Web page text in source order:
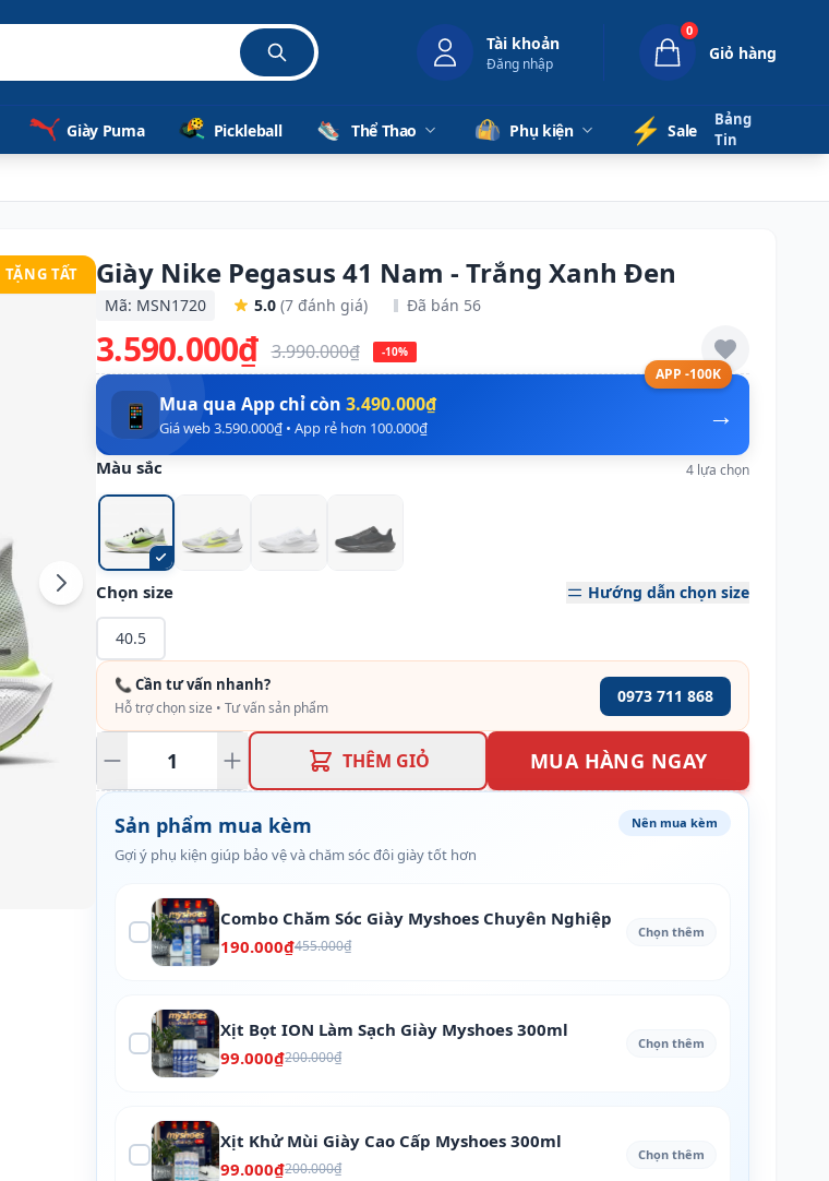
Tài khoản
Đăng nhập
0
Giỏ hàng
Giày Puma Pickleball Thể Thao Phụ kiện ⚡️ Sale
Bảng
Tin
TẶNG TẤT Giày Nike Pegasus 41 Nam - Trắng Xanh Đen
Mã: MSN1720 5.0 (7 đánh giá) Đã bán 56
3.590.000₫ 3.990.000₫ -10%
APP -100K
→
📱 Mua qua App chỉ còn 3.490.000₫
Giá web 3.590.000₫ • App rẻ hơn 100.000₫
Màu sắc 4 lựa chọn
Chọn size Hướng dẫn chọn size
40.5
📞 Cần tư vấn nhanh?
Hỗ trợ chọn size • Tư vấn sản phẩm
0973 711 868
THÊM GIỎ MUA HÀNG NGAY
Sản phẩm mua kèm
Gợi ý phụ kiện giúp bảo vệ và chăm sóc đôi giày tốt hơn
Nên mua kèm
Combo Chăm Sóc Giày Myshoes Chuyên Nghiệp
190.000₫455.000₫
Chọn thêm
Xịt Bọt ION Làm Sạch Giày Myshoes 300ml
99.000₫200.000₫
Chọn thêm
Xịt Khử Mùi Giày Cao Cấp Myshoes 300ml
99.000₫200.000₫
Chọn thêm